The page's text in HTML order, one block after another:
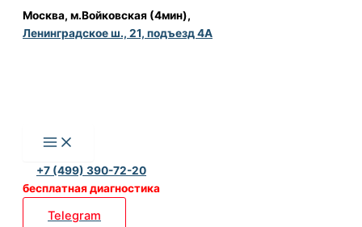
Перейти
Москва, м.Войковская (4мин),
Ленинградское ш., 21, подъезд 4А
+7 (499) 390-72-20
бесплатная диагностика
Telegram